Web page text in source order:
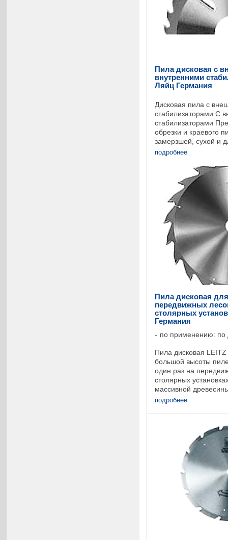
Пила дисковая с
внутренними
Ляйц Германия
Дисковая пила с
стабилизаторами С
стабилизаторами
обрезки и краевого
замерзшей, сухой и
древесины. С двумя
подробнее
Пила дисковая
передвижных
столярных
Германия
по применению: по
Пила дисковая
большой высоты
один раз на
столярных
массивной
замерзшей, с
подробнее